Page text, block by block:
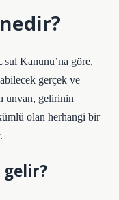
Kanunu’na göre,
gerçek ve
unvan, gelirinin
olan herhangi bir